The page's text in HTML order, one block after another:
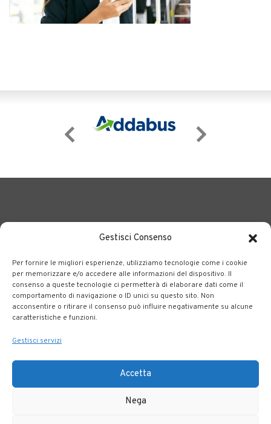
Gestisci Consenso
Per fornire le migliori esperienze, utilizziamo tecnologie come i cookie
per memorizzare e/o accedere alle informazioni del dispositivo. Il
consenso a queste tecnologie ci permetterà di elaborare dati come il
comportamento di navigazione o ID unici su questo sito. Non
acconsentire o ritirare il consenso può influire negativamente su alcune
caratteristiche e funzioni.
Gestisci servizi
Accetta
Nega
BERGAMO TRASPORTI portale delle tre società Consortili
dedite al trasporto pubblico locale su tutto il territorio
bergamasco.